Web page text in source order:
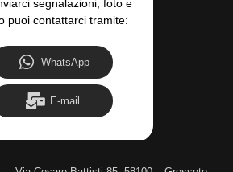
segnalazioni, foto e
puoi contattarci tramite:
WhatsApp
E-mail